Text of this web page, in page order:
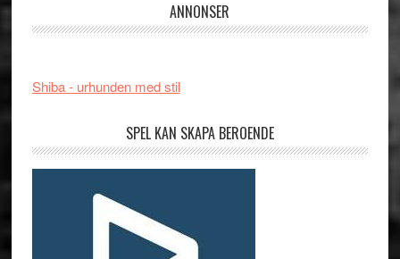
ANNONSER
Shiba - urhunden med stil
SPEL KAN SKAPA BEROENDE